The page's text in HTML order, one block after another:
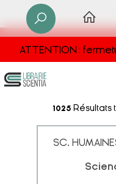
ATTENTION :
1025 Résultats
SC.